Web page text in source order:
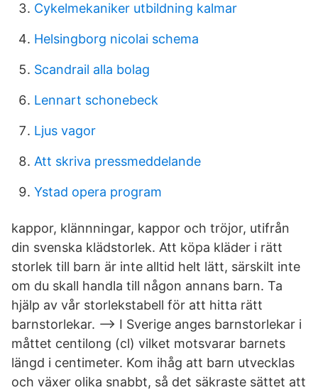
Cykelmekaniker utbildning kalmar
Helsingborg nicolai schema
Scandrail alla bolag
Lennart schonebeck
Ljus vagor
Att skriva pressmeddelande
Ystad opera program
kappor, klännningar, kappor och tröjor, utifrån
din svenska klädstorlek. Att köpa kläder i rätt
storlek till barn är inte alltid helt lätt, särskilt inte
om du skall handla till någon annans barn. Ta
hjälp av vår storlekstabell för att hitta rätt
barnstorlekar. --> I Sverige anges barnstorlekar i
måttet centilong (cl) vilket motsvarar barnets
längd i centimeter. Kom ihåg att barn utvecklas
och växer olika snabbt, så det säkraste sättet att